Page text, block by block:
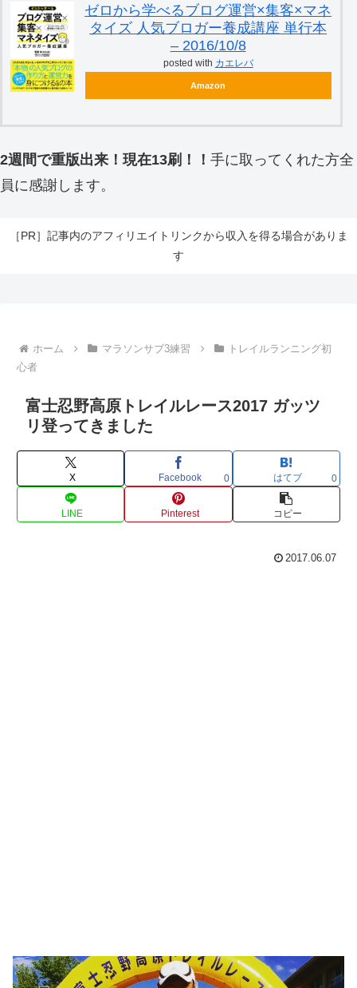
ゼロから学べるブログ運営×集客×マネ
タイズ 人気ブロガー養成講座 単行本
– 2016/10/8
posted with カエレバ
Amazon
2週間で重版出来！現在13刷！！ 手に取ってくれた方全
員に感謝します。
［PR］記事内のアフィリエイトリンクから収入を得る場合がありま
す
ホーム マラソンサブ3練習
トレイルランニング初
心者
富士忍野高原トレイルレース2017 ガッツ
リ登ってきました
X Facebook 0 はてブ 0
LINE Pinterest コピー
2017.06.07